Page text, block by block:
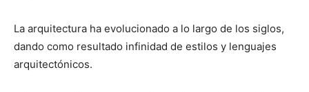
La arquitectura ha evolucionado a lo largo de los siglos,
dando como resultado infinidad de estilos y lenguajes
arquitectónicos.